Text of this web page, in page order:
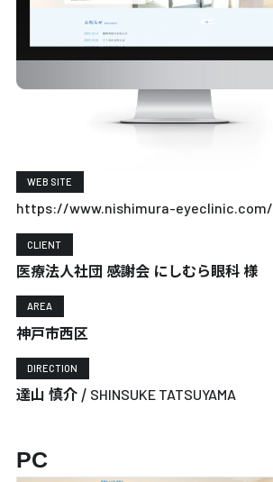
WEB SITE
https://www.nishimura-eyeclinic.com/
CLIENT
医療法人社団 感謝会 にしむら眼科 様
AREA
神戸市西区
DIRECTION
達山 慎介 / SHINSUKE TATSUYAMA
PC